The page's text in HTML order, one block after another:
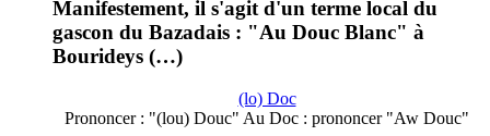
Manifestement, il s'agit d'un terme local du
gascon du Bazadais : "Au Douc Blanc" à
Bourideys (…)
(lo) Doc
Prononcer : "(lou) Douc" Au Doc : prononcer "Aw Douc"